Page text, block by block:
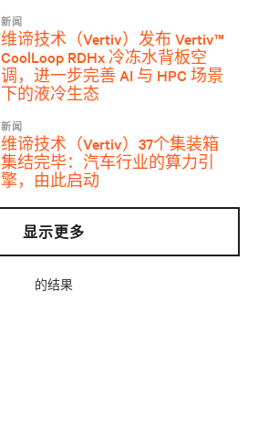
新闻
维谛技术（Vertiv）发布 Vertiv™
CoolLoop RDHx 冷冻水背板空
调，进一步完善 AI 与 HPC 场景
下的液冷生态
新闻
维谛技术（Vertiv）37个集装箱
集结完毕：汽车行业的算力引
擎，由此启动
显示更多
的结果